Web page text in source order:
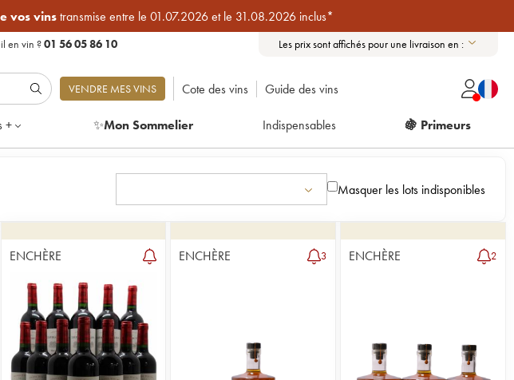
vos vinstransmise entre le 01.07.2026 et le 31.08.2026 inclus*
en vin ?01 56 05 86 10 Les prix sont affichés pour une livraison en :
VENDRE MES VINS Cote des vins Guide des vins
+ ✨Mon Sommelier Indispensables 🍇 Primeurs
Masquer les lots indisponibles
ENCHÈRE ENCHÈRE 3 ENCHÈRE 2